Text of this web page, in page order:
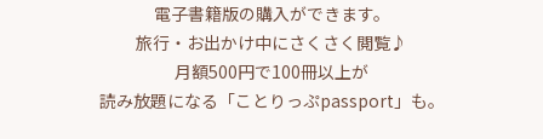
電子書籍版の購入ができます。
旅行・お出かけ中にさくさく閲覧♪
月額500円で100冊以上が
読み放題になる「ことりっぷpassport」も。